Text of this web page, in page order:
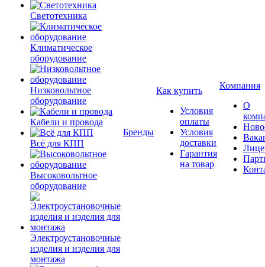
Светотехника
Климатическое
оборудование
Низковольтное
оборудование
Кабели и провода
Всё для КПП
Высоковольтное
оборудование
Электроустановочные
изделия и изделия для
монтажа
Бренды
Как купить
Условия
оплаты
Условия
доставки
Гарантия
на товар
Компания
О